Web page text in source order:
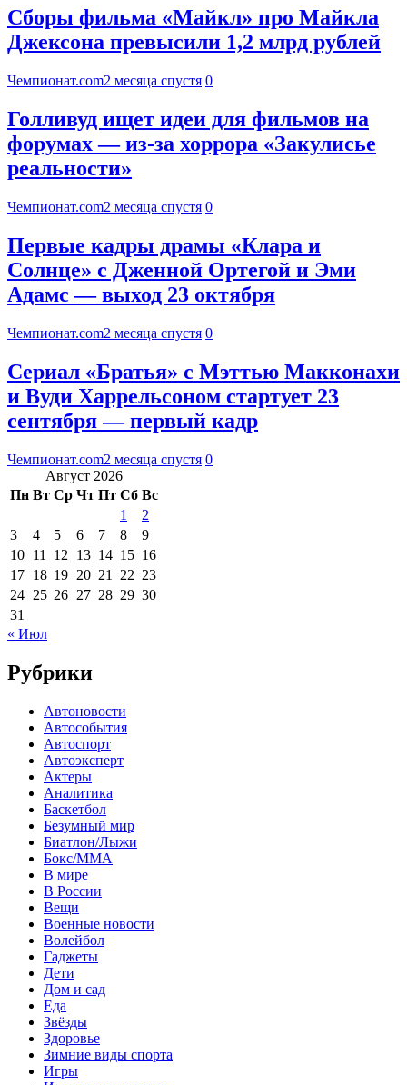
Сборы фильма «Майкл» про Майкла
Джексона превысили 1,2 млрд рублей
Чемпионат.com2 месяца спустя 0
Голливуд ищет идеи для фильмов на
форумах — из-за хоррора «Закулисье
реальности»
Чемпионат.com2 месяца спустя 0
Первые кадры драмы «Клара и
Солнце» с Дженной Ортегой и Эми
Адамс — выход 23 октября
Чемпионат.com2 месяца спустя 0
Сериал «Братья» с Мэттью Макконахи
и Вуди Харрельсоном стартует 23
сентября — первый кадр
Чемпионат.com2 месяца спустя 0
Август 2026
Пн Вт Ср Чт Пт Сб Вс
1
2
3
4 5 6 7 8
9
10 11 12 13 14 15 16
17 18 19 20 21 22 23
24 25 26 27 28 29 30
31
« Июл
Рубрики
Автоновости
Автособытия
Автоспорт
Автоэксперт
Актеры
Аналитика
Баскетбол
Безумный мир
Биатлон/Лыжи
Бокс/MMA
В мире
В России
Вещи
Военные новости
Волейбол
Гаджеты
Дети
Дом и сад
Еда
Звёзды
Здоровье
Зимние виды спорта
Игры